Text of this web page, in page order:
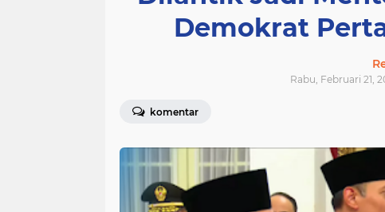
Demokrat
Rabu, Februari 21,
komentar